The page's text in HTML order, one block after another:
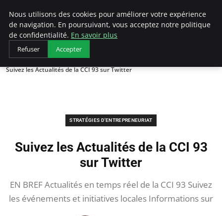
LECFCM
Accueil
Stratégies d'entrepreneuriat
Suivez les Actualités de la CCI 93 sur Twitter
STRATÉGIES D'ENTREPRENEURIAT
Suivez les Actualités de la CCI 93
sur Twitter
EN BREF Actualités en temps réel de la CCI 93 Suivez
les événements et initiatives locales Informations sur
Nous utilisons des cookies pour améliorer votre expérience
de navigation. En poursuivant, vous acceptez notre politique
de confidentialité. En savoir plus
Refuser Accepter